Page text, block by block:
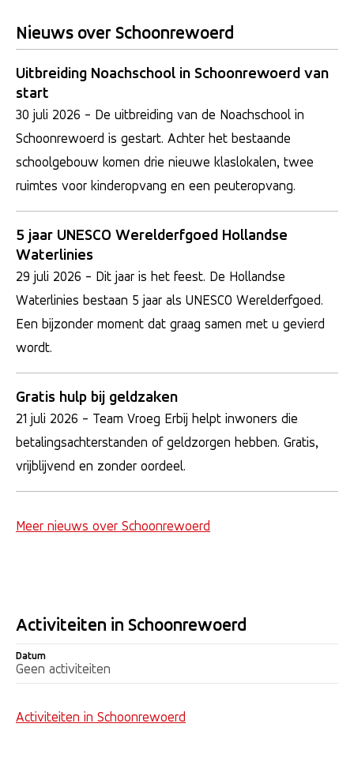
Nieuws over Schoonrewoerd
Uitbreiding Noachschool in Schoonrewoerd van
start
30 juli 2026 - De uitbreiding van de Noachschool in
Schoonrewoerd is gestart. Achter het bestaande
schoolgebouw komen drie nieuwe klaslokalen, twee
ruimtes voor kinderopvang en een peuteropvang.
5 jaar UNESCO Werelderfgoed Hollandse
Waterlinies
29 juli 2026 - Dit jaar is het feest. De Hollandse
Waterlinies bestaan 5 jaar als UNESCO Werelderfgoed.
Een bijzonder moment dat graag samen met u gevierd
wordt.
Gratis hulp bij geldzaken
21 juli 2026 - Team Vroeg Erbij helpt inwoners die
betalingsachterstanden of geldzorgen hebben. Gratis,
vrijblijvend en zonder oordeel.
Meer nieuws over Schoonrewoerd
Activiteiten in Schoonrewoerd
Datum Activiteit
Datum
Geen activiteiten
Activiteiten in Schoonrewoerd